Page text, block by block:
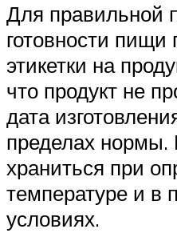
Для правильной
готовности пищи
этикетки на
что продукт не
дата
пределах
храниться при
температуре и в
условиях.